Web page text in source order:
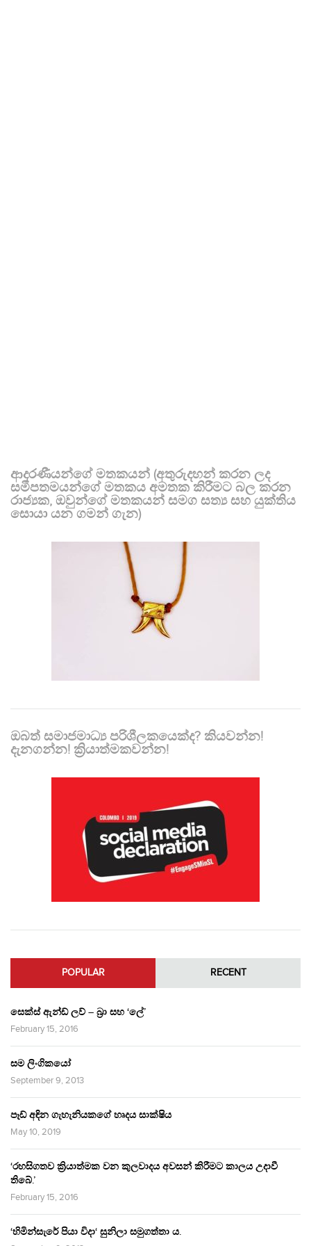
ආදරණීයන්ගේ මතකයන් (අතුරුදහන් කරන ලද
සමීපතමයන්ගේ මතකය අමතක කිරීමට බල කරන
රාජ්‍යක, ඔවුන්ගේ මතකයන් සමග සත්‍ය සහ යුක්තිය
සොයා යන ගමන් ගැන)
ඔබත් සමාජමාධ්‍ය පරිශීලකයෙක්ද? කියවන්න!
දැනගන්න! ක්‍රියාත්මකවන්න!
POPULAR RECENT
සෙක්ස් ඇන්ඩ් ලව් – බ්‍රා සහ ‘ලේ’
February 15, 2016
සම ලිංගිකයෝ
September 9, 2013
පෑඩ් අඳින ගැහැනියකගේ හෘදය සාක්ෂිය
May 10, 2019
‘රහසිගතව ක්‍රියාත්මක වන කුලවාදය අවසන් කිරීමට කාලය උදාවී
තිබේ.’
February 15, 2016
‘හිමින්සැරේ පියා විදා‘ සුනිලා සමුගත්තා ය.